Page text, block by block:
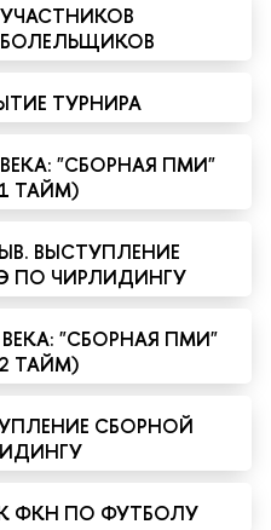
УЧАСТНИКОВ
ТУРНИРА
"СБОРНАЯ ПМИ"
ТАЙМ)
ВЫСТУПЛЕНИЕ
ПО ЧИРЛИДИНГУ
"СБОРНАЯ ПМИ"
ТАЙМ)
СБОРНОЙ
ФКН ПО ФУТБОЛУ